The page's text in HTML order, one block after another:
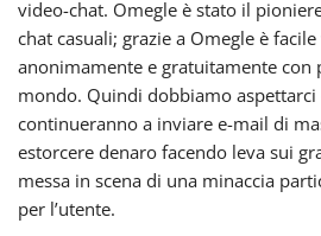
video-chat. Omegle è stato il
chat casuali; grazie a Omegle è
anonimamente e gratuitamente con
mondo. Quindi dobbiamo
continueranno a inviare e-mail di
estorcere denaro facendo leva sui
messa in scena di una minaccia
per l’utente.